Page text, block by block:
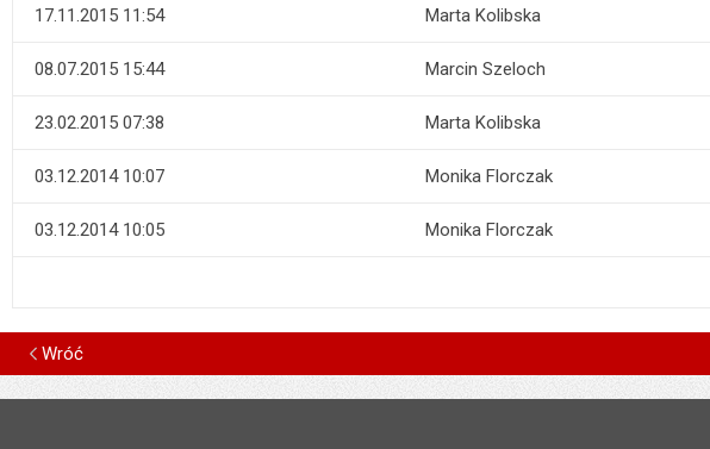
17.11.2015 11:54 Marta Kolibska
08.07.2015 15:44 Marcin Szeloch
23.02.2015 07:38 Marta Kolibska
03.12.2014 10:07 Monika Florczak
03.12.2014 10:05 Monika Florczak
Wróć